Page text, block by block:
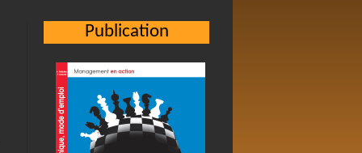
Publication